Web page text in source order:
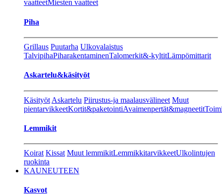
vaatteetMiesten vaatteet
Piha
Grillaus Puutarha Ulkovalaistus
TalvipihaPiharakentaminenTalomerkit&-kyltitLämpömittarit
Askartelu&käsityöt
Käsityöt Askartelu Piirustus-ja maalausvälineet Muut
pientarvikkeetKortit&paketointiAvaimenpertät&magneetit
Lemmikit
Koirat Kissat Muut lemmikitLemmikkitarvikkeetUlkolintujen
ruokinta
KAUNEUTEEN
Kasvot